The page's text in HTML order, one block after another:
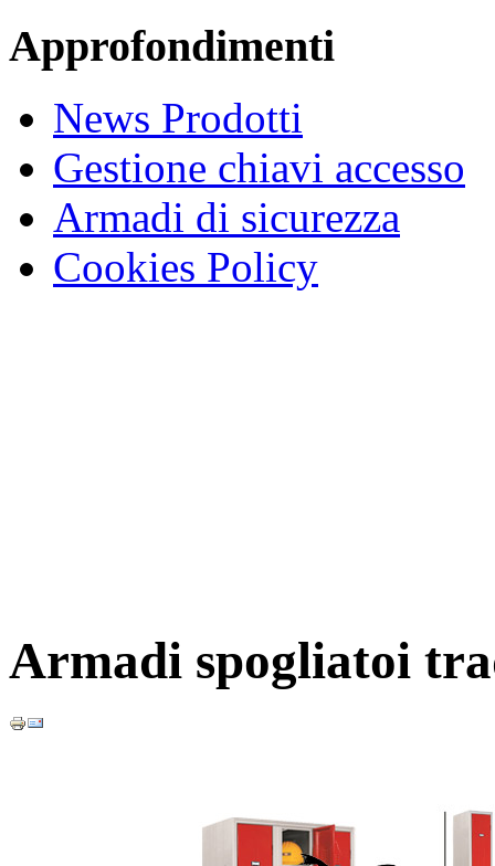
Approfondimenti
News Prodotti
Gestione chiavi accesso
Armadi di sicurezza
Cookies Policy
Armadi spogliatoi